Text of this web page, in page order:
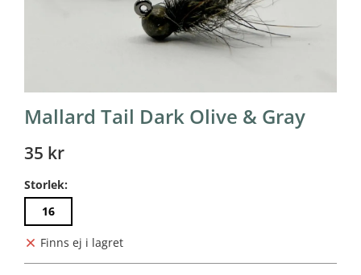
Mallard Tail Dark Olive & Gray
35 kr
Storlek:
16
Finns ej i lagret